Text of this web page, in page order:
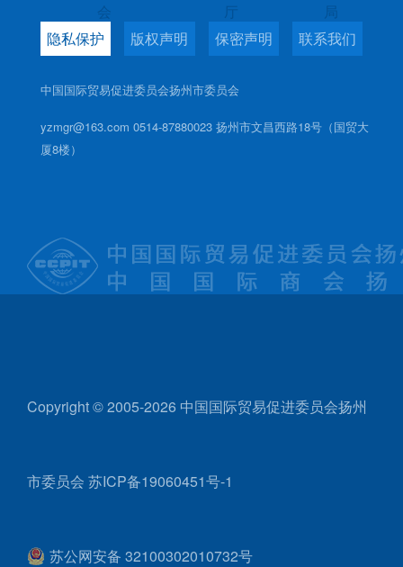
会 厅 局
隐私保护 版权声明 保密声明 联系我们
中国国际贸易促进委员会扬州市委员会
yzmgr@163.com 0514-87880023 扬州市文昌西路18号（国贸大
厦8楼）
Copyright © 2005-2026 中国国际贸易促进委员会扬州
市委员会 苏ICP备19060451号-1
苏公网安备 32100302010732号